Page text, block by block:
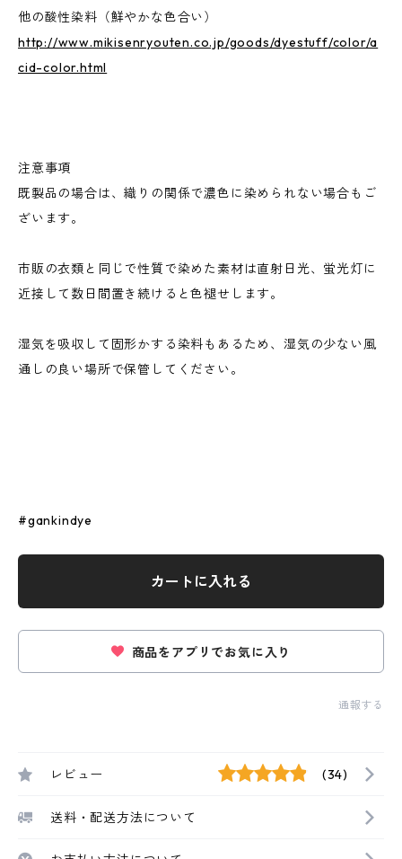
他の酸性染料（鮮やかな色合い）
http://www.mikisenryouten.co.jp/goods/dyestuff/color/a
cid-color.html
注意事項
既製品の場合は、織りの関係で濃色に染められない場合もご
ざいます。
市販の衣類と同じで性質で染めた素材は直射日光、蛍光灯に
近接して数日間置き続けると色褪せします。
湿気を吸収して固形かする染料もあるため、湿気の少ない風
通しの良い場所で保管してください。
#gankindye
カートに入れる
商品をアプリでお気に入り
通報する
レビュー (34)
送料・配送方法について